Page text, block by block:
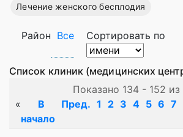
Лечение женского бесплодия
Район Все Сортировать по
Список клиник (медицинских
Показано 134 - 152
«
В
начало
Пред. 1 2 3 4 5 6 7